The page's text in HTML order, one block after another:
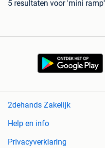
5 resultaten voor 'mini ramp'
2dehands Zakelijk
Help en info
Privacyverklaring